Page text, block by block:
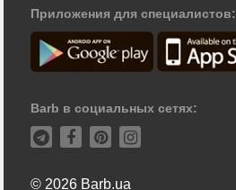
Приложения для специалистов:
Barb в социальных сетях:
© 2026 Barb.ua